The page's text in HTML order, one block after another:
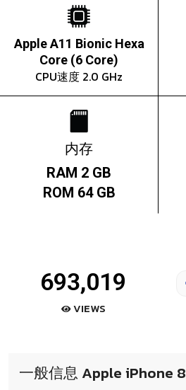
Apple A11 Bionic Hexa
Core (6 Core)
CPU速度 2.0 GHz
内存
RAM 2 GB
ROM 64 GB
693,019
VIEWS
一般信息 Apple iPhone 8